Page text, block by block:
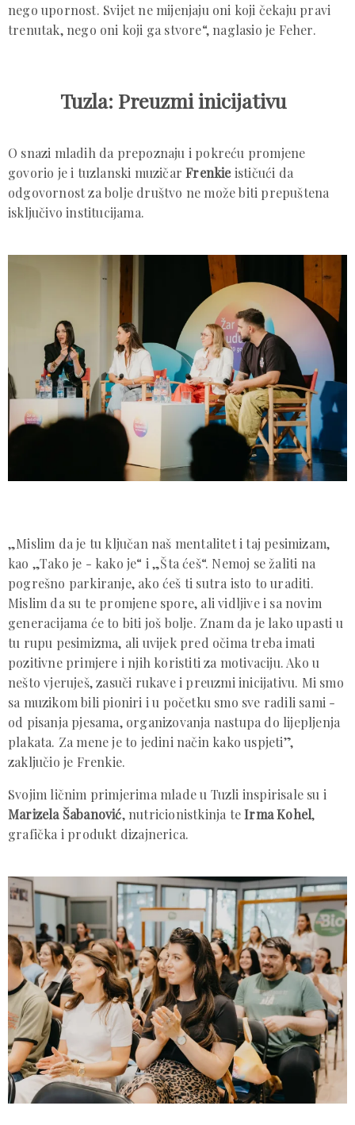
nego upornost. Svijet ne mijenjaju oni koji čekaju pravi
trenutak, nego oni koji ga stvore“, naglasio je Feher.
Tuzla: Preuzmi inicijativu
O snazi mladih da prepoznaju i pokreću promjene
govorio je i tuzlanski muzičarFrenkieističući da
odgovornost za bolje društvo ne može biti prepuštena
isključivo institucijama.
„Mislim da je tu ključan naš mentalitet i taj pesimizam,
kao „Tako je - kako je“ i „Šta ćeš“. Nemoj se žaliti na
pogrešno parkiranje, ako ćeš ti sutra isto to uraditi.
Mislim da su te promjene spore, ali vidljive i sa novim
generacijama će to biti još bolje. Znam da je lako upasti u
tu rupu pesimizma, ali uvijek pred očima treba imati
pozitivne primjere i njih koristiti za motivaciju. Ako u
nešto vjeruješ, zasuči rukave i preuzmi inicijativu. Mi smo
sa muzikom bili pioniri i u početku smo sve radili sami -
od pisanja pjesama, organizovanja nastupa do lijepljenja
plakata. Za mene je to jedini način kako uspjeti”,
zaključio je Frenkie.
Svojim ličnim primjerima mlade u Tuzli inspirisale su i
Marizela Šabanović, nutricionistkinja teIrma Kohel,
grafička i produkt dizajnerica.